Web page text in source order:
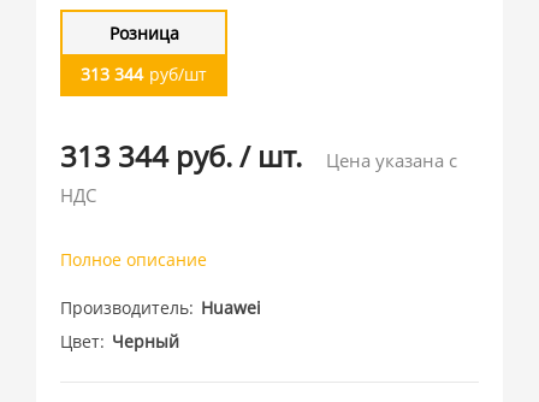
Розница
313 344 руб/шт
313 344 руб./ шт.
Цена указана с
НДС
Полное описание
Производитель Huawei
Цвет Черный